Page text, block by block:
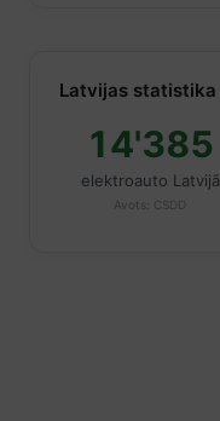
Latvijas statistika
14'385
elektroauto Latvijā
Avots: CSDD